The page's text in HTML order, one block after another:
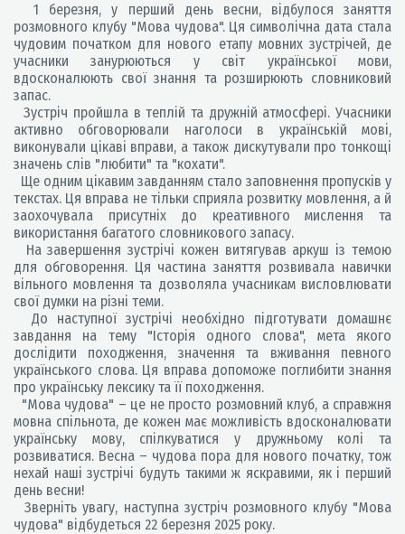
1 березня, у перший день весни, відбулося заняття
розмовного клубу "Мова чудова". Ця символічна дата стала
чудовим початком для нового етапу мовних зустрічей, де
учасники занурюються у світ української мови,
вдосконалюють свої знання та розширюють словниковий
запас.
Зустріч пройшла в теплій та дружній атмосфері. Учасники
активно обговорювали наголоси в українській мові,
виконували цікаві вправи, а також дискутували про тонкощі
значень слів "любити" та "кохати".
Ще одним цікавим завданням стало заповнення пропусків у
текстах. Ця вправа не тільки сприяла розвитку мовлення, а й
заохочувала присутніх до креативного мислення та
використання багатого словникового запасу.
На завершення зустрічі кожен витягував аркуш із темою
для обговорення. Ця частина заняття розвивала навички
вільного мовлення та дозволяла учасникам висловлювати
свої думки на різні теми.
До наступної зустрічі необхідно підготувати домашнє
завдання на тему "Історія одного слова", мета якого
дослідити походження, значення та вживання певного
українського слова. Ця вправа допоможе поглибити знання
про українську лексику та її походження.
"Мова чудова" – це не просто розмовний клуб, а справжня
мовна спільнота, де кожен має можливість вдосконалювати
українську мову, спілкуватися у дружньому колі та
розвиватися. Весна – чудова пора для нового початку, тож
нехай наші зустрічі будуть такими ж яскравими, як і перший
день весни!
Зверніть увагу, наступна зустріч розмовного клубу "Мова
чудова" відбудеться 22 березня 2025 року.